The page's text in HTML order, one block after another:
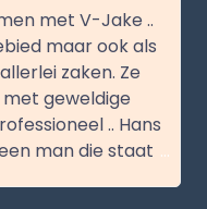
met V-Jake ..
maar ook als
zaken. Ze
geweldige
.. Hans
man die staat ...